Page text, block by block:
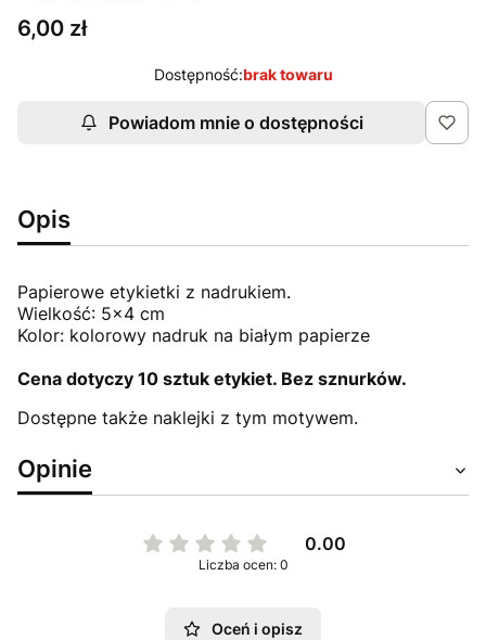
Cena
6,00 zł
Dostępność:brak towaru
Powiadom mnie o dostępności
Opis
Papierowe etykietki z nadrukiem.
Wielkość: 5x4 cm
Kolor: kolorowy nadruk na białym papierze
Cena dotyczy 10 sztuk etykiet. Bez sznurków.
Dostępne także naklejki z tym motywem.
Opinie
0.00
Liczba ocen: 0
Oceń i opisz